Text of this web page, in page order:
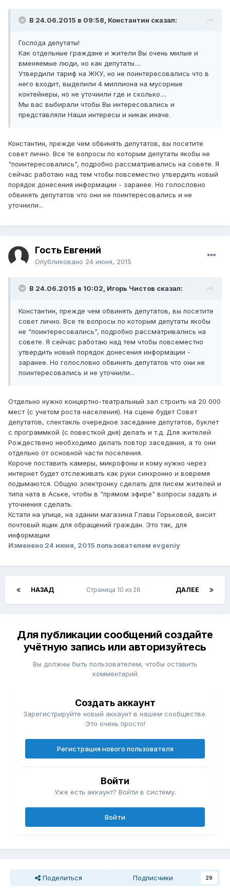
В 24.06.2015 в 09:58, Константин сказал:
Господа депутаты!
Как отдельные граждане и жители Вы очень милые и
вменяемые люди, но как депутаты....
Утвердили тариф на ЖКУ, но не поинтересовались что в
него входит, выделили 4 миллиона на мусорные
контейнеры, но не уточнили где и сколько....
Мы вас выбирали чтобы Вы интересовались и
представляли Наши интересы и никак иначе.
Константин, прежде чем обвинять депутатов, вы посетите
совет лично. Все те вопросы по которым депутаты якобы не
"поинтересовались", подробно рассматривались на совете. Я
сейчас работаю над тем чтобы повсеместно утвердить новый
порядок донесения информации - заранее. Но голословно
обвинять депутатов что они не поинтересовались и не
уточнили...
Гость Евгений
Опубликовано 24 июня, 2015
В 24.06.2015 в 10:02, Игорь Чистов сказал:
Константин, прежде чем обвинять депутатов, вы посетите
совет лично. Все те вопросы по которым депутаты якобы
не "поинтересовались", подробно рассматривались на
совете. Я сейчас работаю над тем чтобы повсеместно
утвердить новый порядок донесения информации -
заранее. Но голословно обвинять депутатов что они не
поинтересовались и не уточнили...
Отдельно нужно концертно-театральный зал строить на 20 000
мест (с учетом роста населения). На сцене будет Совет
депутатов, спектакль очередное заседание депутатов, буклет
с программкой (с повесткой дня) делать и т.д. Для жителей
Рождествено необходимо делать повтор заседания, а то они
отдельно от основной части поселения.
Короче поставить камеры, микрофоны и кому нужно через
интернет будет отслеживать как руки синхронно и вовремя
подымаются. Общую электронку сделать для писем жителей и
типа чата в Аське, чтобы в "прямом эфире" вопросы задать и
уточнения сделать.
Кстати на улице, на здании магазина Главы Горьковой, висит
почтовый ящик для обращений граждан. Это так, для
информации
Изменено 24 июня, 2015 пользователем evgeniy
НАЗАД ДАЛЕЕ
Страница 10 из 26
Для публикации сообщений создайте
учётную запись или авторизуйтесь
Вы должны быть пользователем, чтобы оставить
комментарий
Создать аккаунт
Зарегистрируйте новый аккаунт в нашем сообществе.
Это очень просто!
Регистрация нового пользователя
Войти
Уже есть аккаунт? Войти в систему.
Войти
Поделиться Подписчики 29